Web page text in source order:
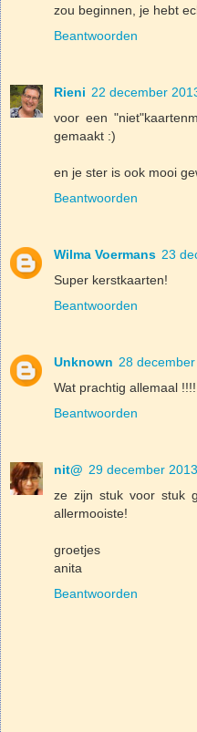
zou beginnen, je hebt
Beantwoorden
Rieni 22 december
voor een
gemaakt :)
en je ster is ook mooi
Beantwoorden
Wilma Voermans 23
Super kerstkaarten!
Beantwoorden
Unknown 28
Wat prachtig allemaal !!!!
Beantwoorden
nit@ 29 december
ze zijn stuk voor stuk
allermooiste!
groetjes
anita
Beantwoorden